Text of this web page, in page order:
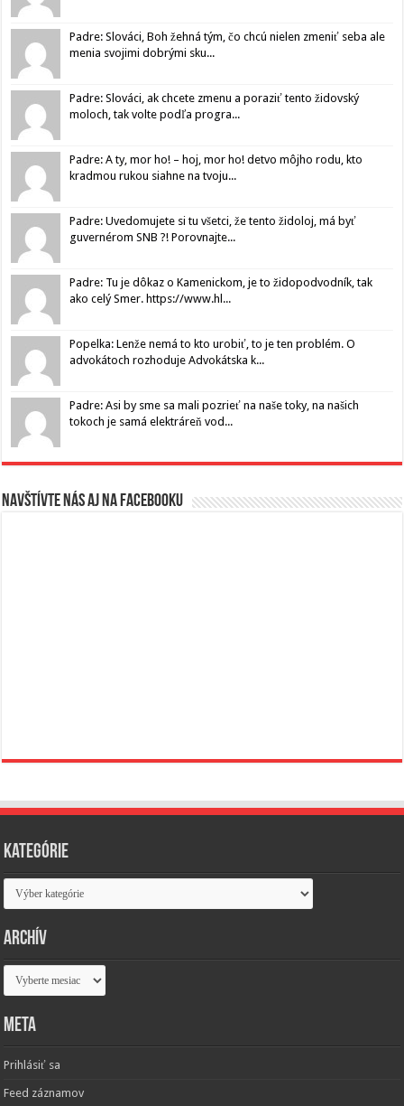
Padre: Slováci, Boh žehná tým, čo chcú nielen zmeniť seba ale
menia svojimi dobrými sku...
Padre: Slováci, ak chcete zmenu a poraziť tento židovský
moloch, tak volte podľa progra...
Padre: A ty, mor ho! – hoj, mor ho! detvo môjho rodu, kto
kradmou rukou siahne na tvoju...
Padre: Uvedomujete si tu všetci, že tento židoloj, má byť
guvernérom SNB ?! Porovnajte...
Padre: Tu je dôkaz o Kamenickom, je to židopodvodník, tak
ako celý Smer. https://www.hl...
Popelka: Lenže nemá to kto urobiť, to je ten problém. O
advokátoch rozhoduje Advokátska k...
Padre: Asi by sme sa mali pozrieť na naše toky, na našich
tokoch je samá elektráreň vod...
Navštívte nás aj na Facebooku
Kategórie
Kategórie
Archív
Archív
Meta
Prihlásiť sa
Feed záznamov